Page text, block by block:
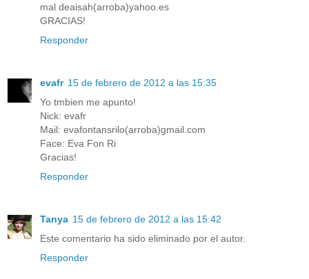
mal deaisah(arroba)yahoo.es
GRACIAS!
Responder
evafr 15 de febrero de 2012 a las 15:35
Yo tmbien me apunto!
Nick: evafr
Mail: evafontansrilo(arroba)gmail.com
Face: Eva Fon Ri
Gracias!
Responder
Tanya 15 de febrero de 2012 a las 15:42
Este comentario ha sido eliminado por el autor.
Responder